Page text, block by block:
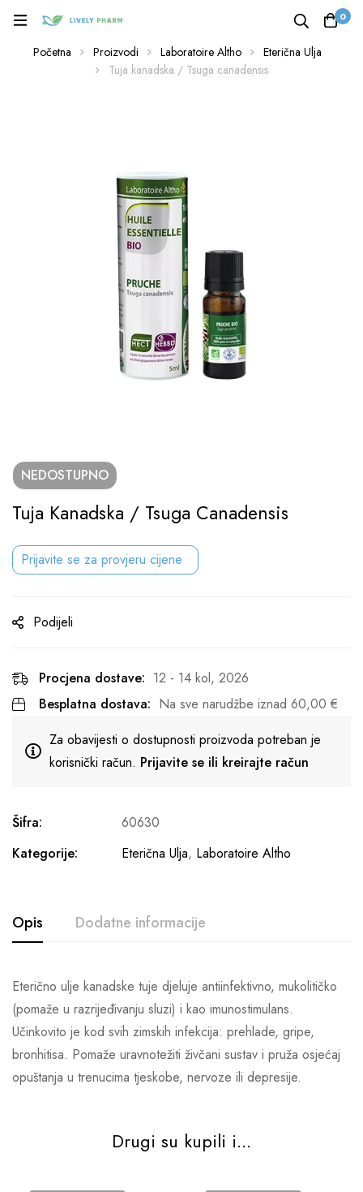
0
Početna Proizvodi Laboratoire Altho
Eterična Ulja
Tuja kanadska / Tsuga canadensis
NEDOSTUPNO
Tuja Kanadska / Tsuga Canadensis
Prijavite se za provjeru cijene
Podijeli
Procjena dostave: 12 - 14 kol, 2026
Besplatna dostava: Na sve narudžbe iznad 60,00 €
Za obavijesti o dostupnosti proizvoda potreban je
korisnički račun. Prijavite se ili kreirajte račun
Šifra:
60630
Kategorije:
Eterična Ulja, Laboratoire Altho
Opis Dodatne informacije
Eterično ulje kanadske tuje djeluje antiinfektivno, mukolitičko
(pomaže u razrijeđivanju sluzi) i kao imunostimulans.
Učinkovito je kod svih zimskih infekcija: prehlade, gripe,
bronhitisa. Pomaže uravnotežiti živčani sustav i pruža osjećaj
opuštanja u trenucima tjeskobe, nervoze ili depresije.
Drugi su kupili i...